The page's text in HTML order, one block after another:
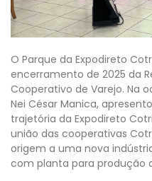
O Parque da Expodireto
encerramento de 2025 da
Cooperativo de Varejo. Na
Nei César Manica,
trajetória da Expodireto
união das cooperativas
origem a uma nova
com planta para produção